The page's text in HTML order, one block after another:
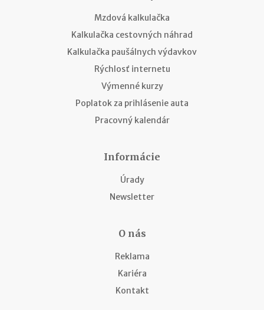
Mzdová kalkulačka
Kalkulačka cestovných náhrad
Kalkulačka paušálnych výdavkov
Rýchlosť internetu
Výmenné kurzy
Poplatok za prihlásenie auta
Pracovný kalendár
Informácie
Úrady
Newsletter
O nás
Reklama
Kariéra
Kontakt